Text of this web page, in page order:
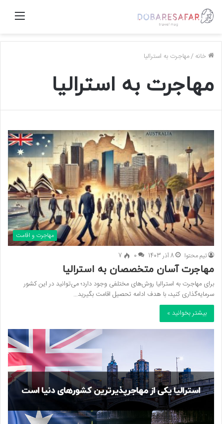
منو
خانه /مهاجرت به استرالیا
مهاجرت به استرالیا
مهاجرت و اقامت
تیم محتوا 8 آذر 1403 0
7
مهاجرت آسان متخصصان به استرالیا
برای مهاجرت به استرالیا روش‌های مختلفی وجود دارد؛ می‌توانید در این کشور
سرمایه‌گذاری کنید، با هدف ادامه تحصیل اقامت بگیرید…
بیشتر بخوانید »